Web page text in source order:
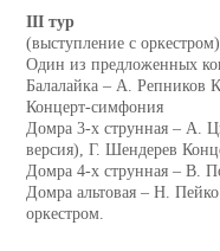
III тур
(выступление с оркестром)
Один из предложенных
Балалайка – А. Репников
Концерт-симфония
Домра 3-х струнная – А.
версия), Г. Шендерев
Домра 4-х струнная – В.
Домра альтовая – Н.
оркестром.